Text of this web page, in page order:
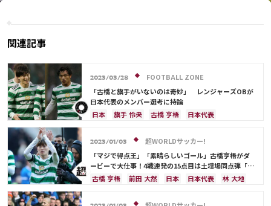
関連記事
2023/03/28
FOOTBALL ZONE
「古橋と旗手がいないのは奇妙」 レンジャーズOBが
日本代表のメンバー選考に持論
日本
旗手 怜央 古橋 亨梧
日本代表
権田 修一
谷 晃生 長友 佑都
吉田 麻也
谷口 彰悟
山根 視来 柴崎 岳
南野 拓実
酒井 宏樹
相馬 勇紀
2023/01/03
超WORLDサッカー!
「マジで得点王」「素晴らしいゴール」古橋亨梧がダ
ービーで大仕事！4戦連発の15点目は土壇場同点弾「諦
めなかった気持ちだ」
古橋 亨梧 前田 大然 日本 日本代表
林 大地